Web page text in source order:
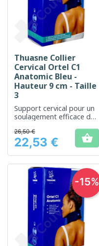
Thuasne Collier
Cervical Ortel C1
Anatomic Bleu -
Hauteur 9 cm - Taille
3
Support cervical pour un
soulagement efficace du
Prix
26,50 €
22,53 € 
-15%